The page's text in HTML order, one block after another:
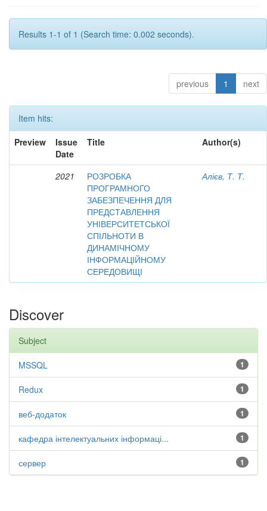
Results 1-1 of 1 (Search time: 0.002 seconds).
previous 1 next
Item hits:
Preview
Issue
Date
Title Author(s)
2021
РОЗРОБКА
ПРОГРАМНОГО
ЗАБЕЗПЕЧЕННЯ ДЛЯ
ПРЕДСТАВЛЕННЯ
УНІВЕРСИТЕТСЬКОЇ
СПІЛЬНОТИ В
ДИНАМІЧНОМУ
ІНФОРМАЦІЙНОМУ
СЕРЕДОВИЩІ
Алієв, Т. Т.
Discover
Subject
1
MSSQL
1
Redux
1
веб-додаток
1
кафедра інтелектуальних інформаці...
1
сервер